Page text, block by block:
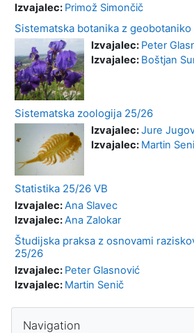
Izvajalec: Primož Simončič
Sistematska botanika z
Izvajalec: Peter
Izvajalec: Boštjan
Sistematska zoologija 25/26
Izvajalec:Jure
Izvajalec: Martin
Statistika 25/26 VB
Izvajalec:Ana Slavec
Izvajalec:Ana Zalokar
Študijska praksa z osnovami
25/26
Izvajalec: Peter Glasnović
Izvajalec: Martin Senič
Blocks
Navigation